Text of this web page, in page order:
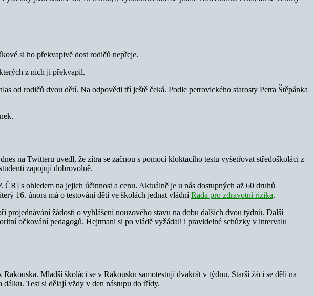
si ho překvapivě dost rodičů nepřeje.
z nich ji překvapil.
od rodičů dvou dětí. Na odpovědi tří ještě čeká. Podle petrovického starosty Petra Štěpánka
na Twitteru uvedl, že zítra se začnou s pomocí kloktacího testu vyšetřovat středoškoláci z
zapojují dobrovolně.
s ohledem na jejich účinnost a cenu. Aktuálně je u nás dostupných až 60 druhů
16. února má o testování dětí ve školách jednat vládníRada pro zdravotní rizika.
projednávání žádosti o vyhlášení nouzového stavu na dobu dalších dvou týdnů. Další
očkování pedagogů. Hejtmani si po vládě vyžádali i pravidelné schůzky v intervalu
Mladší školáci se v Rakousku samotestují dvakrát v týdnu. Starší žáci se dělí na
Test si dělají vždy v den nástupu do třídy.